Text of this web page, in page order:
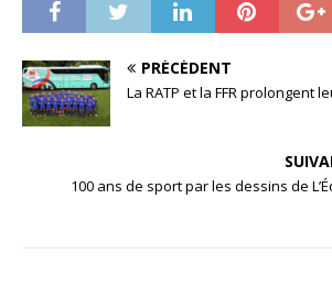
PRÉCÉDENT
La RATP et la FFR prolongent
100 ans de sport par les dessins de